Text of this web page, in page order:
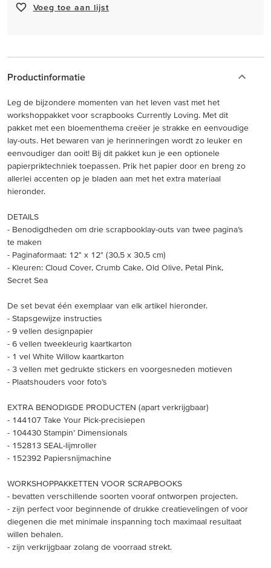
Voeg toe aan lijst
Productinformatie
Leg de bijzondere momenten van het leven vast met het
workshoppakket voor scrapbooks Currently Loving. Met dit
pakket met een bloementhema creëer je strakke en eenvoudige
lay-outs. Het bewaren van je herinneringen wordt zo leuker en
eenvoudiger dan ooit! Bij dit pakket kun je een optionele
papierpriktechniek toepassen. Prik het papier door en breng zo
allerlei accenten op je bladen aan met het extra materiaal
hieronder.
DETAILS
- Benodigdheden om drie scrapbooklay-outs van twee pagina’s
te maken
- Paginaformaat: 12" x 12" (30,5 x 30,5 cm)
- Kleuren: Cloud Cover, Crumb Cake, Old Olive, Petal Pink,
Secret Sea
De set bevat één exemplaar van elk artikel hieronder.
- Stapsgewijze instructies
- 9 vellen designpapier
- 6 vellen tweekleurig kaartkarton
- 1 vel White Willow kaartkarton
- 3 vellen met gedrukte stickers en voorgesneden motieven
- Plaatshouders voor foto’s
EXTRA BENODIGDE PRODUCTEN (apart verkrijgbaar)
- 144107 Take Your Pick-precisiepen
- 104430 Stampin’ Dimensionals
- 152813 SEAL-lijmroller
- 152392 Papiersnijmachine
WORKSHOPPAKKETTEN VOOR SCRAPBOOKS
- bevatten verschillende soorten vooraf ontworpen projecten.
- zijn perfect voor beginnende of drukke creatievelingen of voor
diegenen die met minimale inspanning toch maximaal resultaat
willen behalen.
- zijn verkrijgbaar zolang de voorraad strekt.